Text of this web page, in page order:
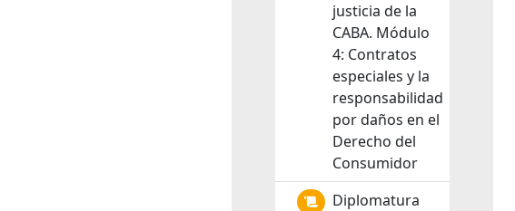
justicia de la
CABA. Módulo
4: Contratos
especiales y la
responsabilidad
por daños en el
Derecho del
Consumidor
Diplomatura